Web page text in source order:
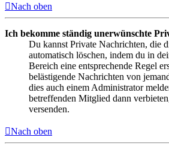
Nach oben
Ich bekomme ständig unerwünschte
Du kannst Private Nachrichten, die
automatisch löschen, indem du in
Bereich eine entsprechende Regel
belästigende Nachrichten von
dies auch einem Administrator
betreffenden Mitglied dann
versenden.
Nach oben